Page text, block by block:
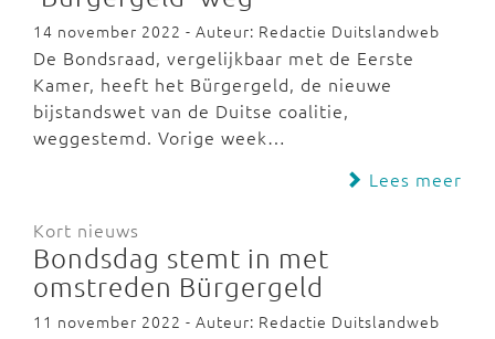
14 november 2022 - Auteur: Redactie Duitslandweb
De Bondsraad, vergelijkbaar met de Eerste
Kamer, heeft het Bürgergeld, de nieuwe
bijstandswet van de Duitse coalitie,
weggestemd. Vorige week…
Lees meer
Kort nieuws
Bondsdag stemt in met
omstreden Bürgergeld
11 november 2022 - Auteur: Redactie Duitslandweb